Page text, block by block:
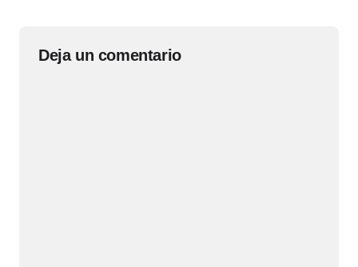
Deja un comentario